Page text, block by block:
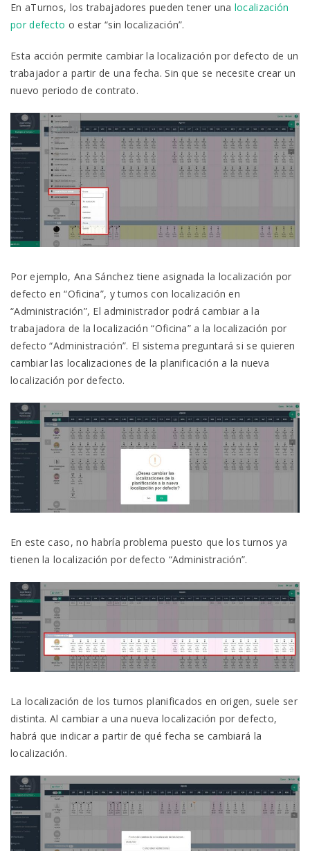
En aTurnos, los trabajadores pueden tener una localización
por defecto o estar “sin localización”.
Esta acción permite cambiar la localización por defecto de un
trabajador a partir de una fecha. Sin que se necesite crear un
nuevo periodo de contrato.
Por ejemplo, Ana Sánchez tiene asignada la localización por
defecto en “Oficina”, y turnos con localización en
“Administración”, El administrador podrá cambiar a la
trabajadora de la localización “Oficina” a la localización por
defecto “Administración”. El sistema preguntará si se quieren
cambiar las localizaciones de la planificación a la nueva
localización por defecto.
En este caso, no habría problema puesto que los turnos ya
tienen la localización por defecto “Administración”.
La localización de los turnos planificados en origen, suele ser
distinta. Al cambiar a una nueva localización por defecto,
habrá que indicar a partir de qué fecha se cambiará la
localización.